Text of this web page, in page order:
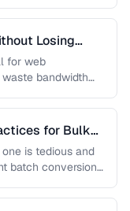
Losing
for web
bandwidth
for Bulk
is tedious and
batch conversion